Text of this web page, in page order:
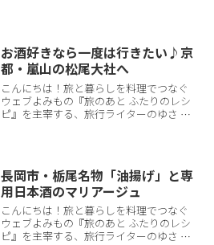
お酒好きなら一度は行きたい♪京
都・嵐山の松尾大社へ
こんにちは！旅と暮らしを料理でつなぐ
ウェブよみもの『旅のあと ふたりのレシ
ピ』を主宰する、旅行ライターのゆさ み
長岡市・栃尾名物「油揚げ」と専
用日本酒のマリアージュ
こんにちは！旅と暮らしを料理でつなぐ
ウェブよみもの『旅のあと ふたりのレシ
ピ』を主宰する、旅行ライターのゆさ み